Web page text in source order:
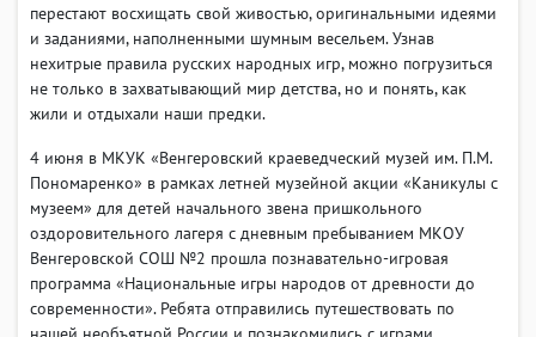
перестают восхищать свой живостью, оригинальными идеями
и заданиями, наполненными шумным весельем. Узнав
нехитрые правила русских народных игр, можно погрузиться
не только в захватывающий мир детства, но и понять, как
жили и отдыхали наши предки.
4 июня в МКУК «Венгеровский краеведческий музей им. П.М.
Пономаренко» в рамках летней музейной акции «Каникулы с
музеем» для детей начального звена пришкольного
оздоровительного лагеря с дневным пребыванием МКОУ
Венгеровской СОШ №2 прошла познавательно-игровая
программа «Национальные игры народов от древности до
современности». Ребята отправились путешествовать по